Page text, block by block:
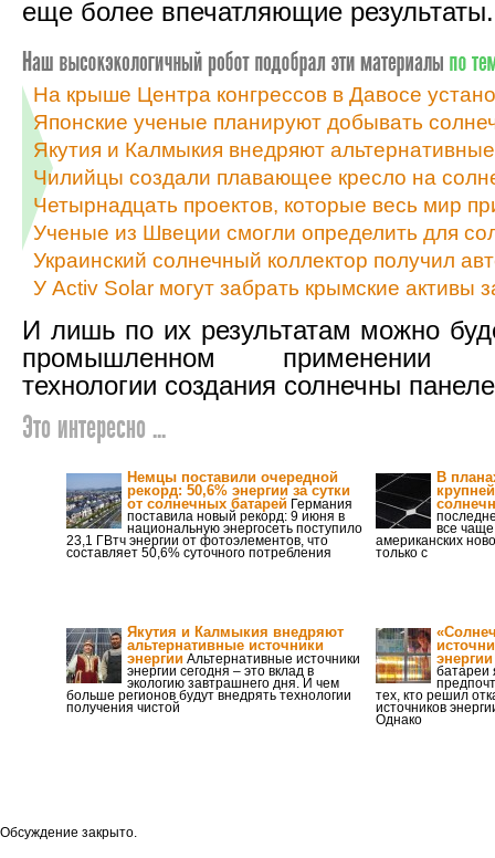
еще более впечатляющие результаты.
На крыше Центра конгрессов в Давосе
Японские ученые планируют добывать
Якутия и Калмыкия внедряют
Чилийцы создали плавающее кресло на
Четырнадцать проектов, которые весь мир
Ученые из Швеции смогли определить для
Украинский солнечный коллектор получил
У Activ Solar могут забрать крымские активы
И лишь по их результатам можно
промышленном применении
технологии создания солнечны
Это интересно ...
Немцы поставили очередной
рекорд: 50,6% энергии за сутки
от солнечных батарей Германия
поставила новый рекорд: 9 июня в
национальную энергосеть поступило
23,1 ГВтч энергии от фотоэлементов, что
составляет 50,6% суточного потребления
В
все
американских
только с
Якутия и Калмыкия внедряют
альтернативные источники
энергии Альтернативные источники
энергии сегодня – это вклад в
экологию завтрашнего дня. И чем
больше регионов будут внедрять технологии
получения чистой
батареи
тех, кто решил
источников
Однако
Обсуждение закрыто.